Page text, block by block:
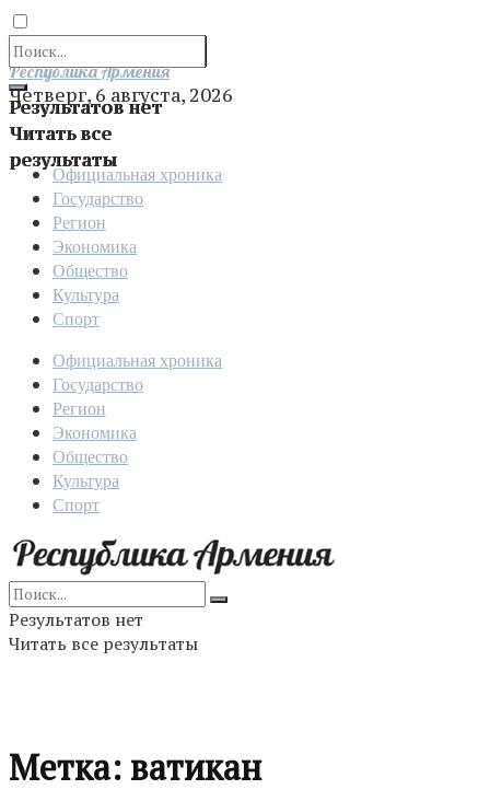
Результатов нет
Читать все
результаты
Отправить
Республика Армения
Четверг, 6 августа, 2026
Официальная хроника
Государство
Регион
Экономика
Общество
Культура
Спорт
Официальная хроника
Государство
Регион
Экономика
Общество
Культура
Спорт
Результатов нет
Читать все результаты
Метка: ватикан